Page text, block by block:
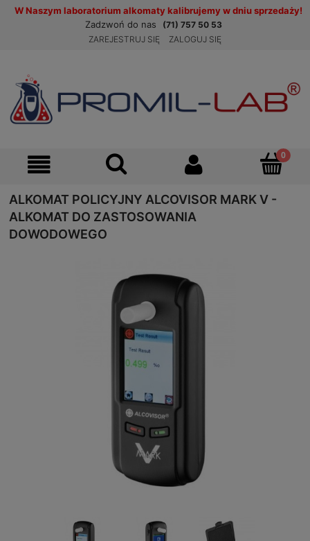
W Naszym laboratorium alkomaty kalibrujemy w dniu sprzedaży!
Zadzwoń do nas
(71) 757 50 53
ZAREJESTRUJ SIĘ
ZALOGUJ SIĘ
ALKOMAT POLICYJNY ALCOVISOR MARK V -
ALKOMAT DO ZASTOSOWANIA
DOWODOWEGO